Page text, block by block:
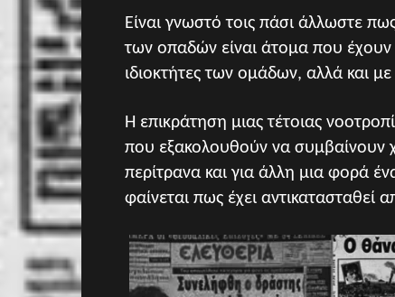
Είναι γνωστό τοις πάσι άλλωστε
των οπαδών είναι άτομα που έχουν
ιδιοκτήτες των ομάδων, αλλά και
Η επικράτηση μιας τέτοιας
που εξακολουθούν να συμβαίνουν
περίτρανα και για άλλη μια φορά
φαίνεται πως έχει αντικατασταθεί